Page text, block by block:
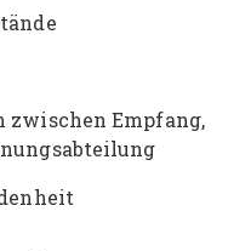
zwischen Empfang,